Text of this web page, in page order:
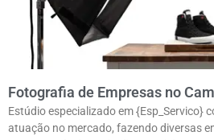
Fotografia de Empresas no
Estúdio especializado em {Esp_Servico}
atuação no mercado, fazendo diversas